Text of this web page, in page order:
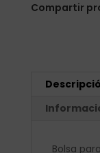
Compartir
Bolsa